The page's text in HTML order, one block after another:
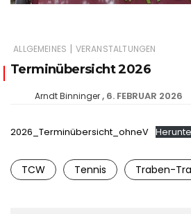
ALLGEMEINES | VERANSTALTUNGEN
Terminübersicht 2026
Arndt Binninger 6. FEBRUAR 2026
2026_Terminübersicht_ohneV
TCW Tennis Traben-